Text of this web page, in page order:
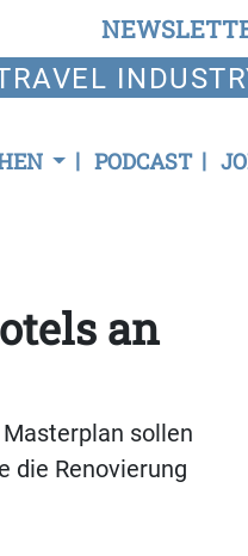
PODCAST
an
sollen
die Renovierung